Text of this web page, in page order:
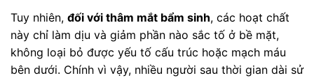
Tuy nhiên, đối với thâm mắt bẩm sinh, các hoạt chất
này chỉ làm dịu và giảm phần nào sắc tố ở bề mặt,
không loại bỏ được yếu tố cấu trúc hoặc mạch máu
bên dưới. Chính vì vậy, nhiều người sau thời gian dài sử